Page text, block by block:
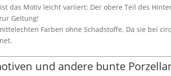
das Motiv leicht variiert: Der obere Teil des
Geltung!
Farben ohne Schadstoffe. Da sie bei
und andere bunte